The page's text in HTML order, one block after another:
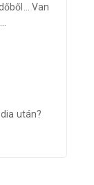
Van
után?